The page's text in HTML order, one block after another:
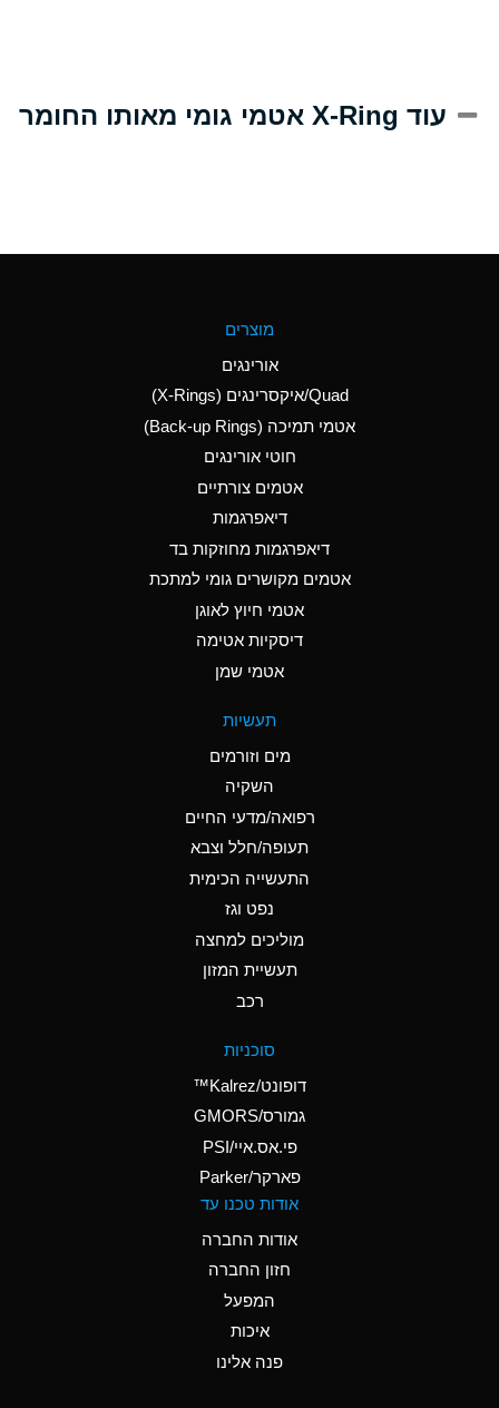
(Aqueous)
Aluminum Nitrate
(Aqueous)
Aluminum Phosphate
Ammonia Anhydrous
D
Ammonia Gas (cold)
D
Ammonia Gas (hot)
Ammonium Hydroxide
B
Ammonium Nitrate
Ammonium Nitrite
Ammonium Persulfate
Ammonium Phosphate
A
Ammonium Sulfate
B
Amyl Acetate (Banana
עוד X-Ring אטמי גומי מאותו החומר
מוצרים
אורינגים
Quad/איקסרינגים (X-Rings)
אטמי תמיכה (Back-up Rings)
חוטי אורינגים
אטמים צורתיים
דיאפרגמות
דיאפרגמות מחוזקות בד
אטמים מקושרים גומי למתכת
אטמי חיוץ לאוגן
דיסקיות אטימה
אטמי שמן
תעשיות
מים וזורמים
השקיה
רפואה/מדעי החיים
תעופה/חלל וצבא
התעשייה הכימית
נפט וגז
מוליכים למחצה
תעשיית המזון
רכב
סוכניות
דופונט/Kalrez™
גמורס/GMORS
פי.אס.איי/PSI
פארקר/Parker
אודות טכנו עד
אודות החברה
חזון החברה
המפעל
איכות
פנה אלינו